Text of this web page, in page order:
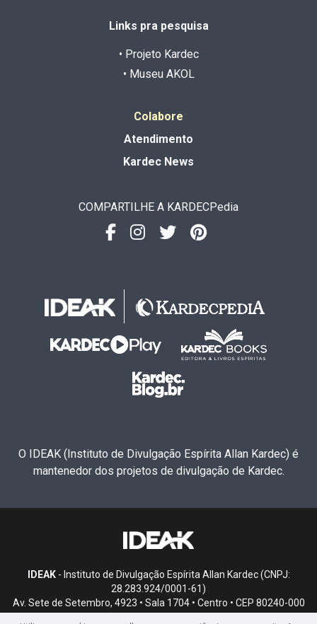
Links pra pesquisa
• Projeto Kardec
• Museu AKOL
Colabore
Atendimento
Kardec News
COMPARTILHE A KARDECPedia
O IDEAK (Instituto de Divulgação Espírita Allan Kardec) é
mantenedor dos projetos de divulgação de Kardec.
IDEAK- Instituto de Divulgação Espírita Allan Kardec (CNPJ:
28.283.924/0001-61)
Av. Sete de Setembro, 4923 • Sala 1704 • Centro • CEP 80240-000